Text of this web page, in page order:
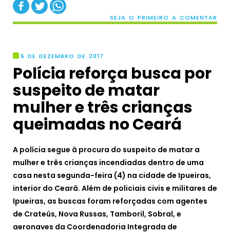
SEJA O PRIMEIRO A COMENTAR
6 DE DEZEMBRO DE 2017
Polícia reforça busca por
suspeito de matar
mulher e três crianças
queimadas no Ceará
A polícia segue à procura do suspeito de matar a
mulher e três crianças incendiadas dentro de uma
casa nesta segunda-feira (4) na cidade de Ipueiras,
interior do Ceará. Além de policiais civis e militares de
Ipueiras, as buscas foram reforçadas com agentes
de Crateús, Nova Russas, Tamboril, Sobral, e
aeronaves da Coordenadoria Integrada de